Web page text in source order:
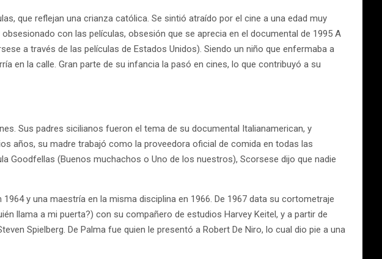
que reflejan una crianza católica. Se sintió atraído por el cine a una edad muy
con las películas, obsesión que se aprecia en el documental de 1995 A
a través de las películas de Estados Unidos). Siendo un niño que enfermaba a
en la calle. Gran parte de su infancia la pasó en cines, lo que contribuyó a su
Sus padres sicilianos fueron el tema de su documental Italianamerican, y
años, su madre trabajó como la proveedora oficial de comida en todas las
Goodfellas (Buenos muchachos o Uno de los nuestros), Scorsese dijo que nadie
y una maestría en la misma disciplina en 1966. De 1967 data su cortometraje
llama a mi puerta?) con su compañero de estudios Harvey Keitel, y a partir de
Spielberg. De Palma fue quien le presentó a Robert De Niro, lo cual dio pie a una